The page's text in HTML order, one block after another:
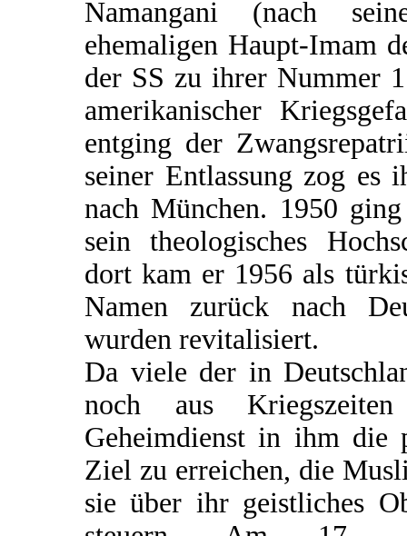
Namangani (nach
ehemaligen Haupt-Imam
der SS zu ihrer Nummer
amerikanischer
entging der
seiner Entlassung zog es
nach München. 1950
sein theologisches
dort kam er 1956 als
Namen zurück nach
wurden revitalisiert.
Da viele der in
noch aus
Geheimdienst in ihm die
Ziel zu erreichen, die
sie über ihr geistliches